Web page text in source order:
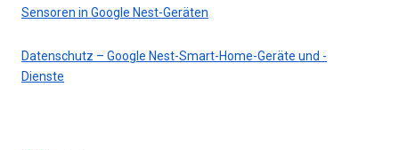
Sensoren in Google Nest-Geräten
Datenschutz – Google Nest-Smart-Home-Geräte und -
Dienste